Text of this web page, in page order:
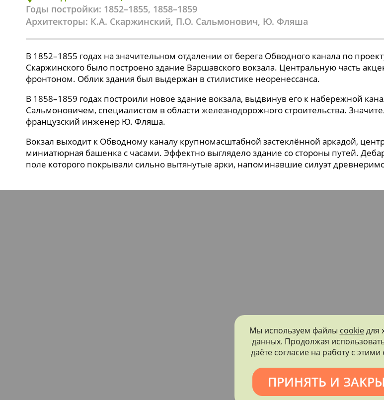
Годы постройки: 1852–1855, 1858–1859
Архитекторы: К.А. Скаржинский, П.О. Сальмонович, Ю. Фляша
В 1852–1855 годах на значительном отдалении от берега Обводного канала по
Скаржинского было построено здание Варшавского вокзала. Центральную часть
фронтоном. Облик здания был выдержан в стилистике неоренессанса.
В 1858–1859 годах построили новое здание вокзала, выдвинув его к набережной
Сальмоновичем, специалистом в области железнодорожного строительства.
французский инженер Ю. Фляша.
Вокзал выходит к Обводному каналу крупномасштабной застеклённой аркадой,
миниатюрная башенка с часами. Эффектно выглядело здание со стороны путей.
поле которого покрывали сильно вытянутые арки, напоминавшие силуэт
Мы используем файлы cookieдля
данных. Продолжая
даёте согласие на работу с
ПРИНЯТЬ И